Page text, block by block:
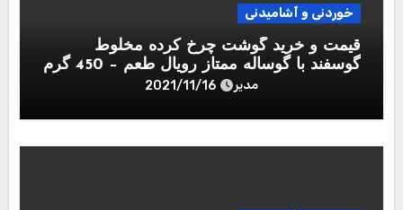
خوردنی و آشامیدنی
قیمت و خرید گوشت چرخ کرده مخلوط
گوسفند با گوساله ممتاز رويال طعم – 450 گرم
مدیر 2021/11/16